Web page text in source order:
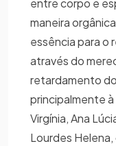
entre corpo e
maneira
essência para o
através do
retardamento
principalmente à
Virgínia, Ana
Lourdes Helena,